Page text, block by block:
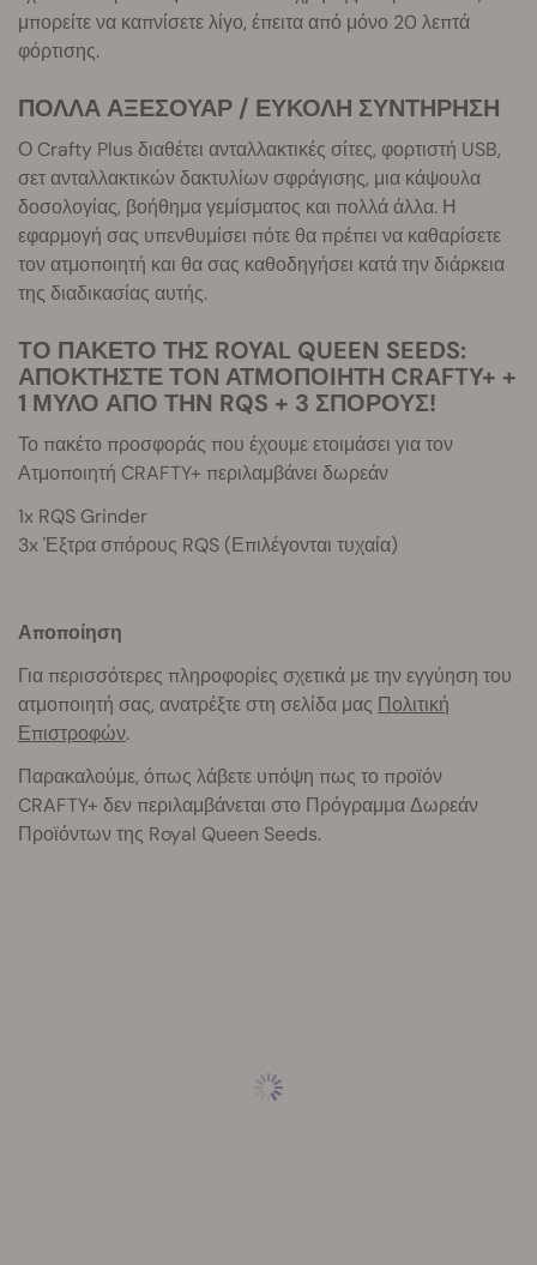
μπορείτε να καπνίσετε λίγο, έπειτα από μόνο 20 λεπτά
φόρτισης.
ΠΟΛΛΑ ΑΞΕΣΟΥΑΡ / ΕΥΚΟΛΗ ΣΥΝΤΗΡΗΣΗ
Ο Crafty Plus διαθέτει ανταλλακτικές σίτες, φορτιστή USB,
σετ ανταλλακτικών δακτυλίων σφράγισης, μια κάψουλα
δοσολογίας, βοήθημα γεμίσματος και πολλά άλλα. Η
εφαρμογή σας υπενθυμίσει πότε θα πρέπει να καθαρίσετε
τον ατμοποιητή και θα σας καθοδηγήσει κατά την διάρκεια
της διαδικασίας αυτής.
TΟ ΠΑΚΕΤΟ ΤΗΣ ROYAL QUEEN SEEDS:
ΑΠΟΚΤΗΣΤΕ ΤΟΝ ΑΤΜΟΠΟΙΗΤΗ CRAFTY+ +
1 ΜΥΛΟ ΑΠΟ ΤΗN RQS + 3 ΣΠΟΡΟΥΣ!
Το πακέτο προσφοράς που έχουμε ετοιμάσει για τον
Ατμοποιητή CRAFTY+ περιλαμβάνει δωρεάν
1x RQS Grinder
3x Έξτρα σπόρους RQS (Επιλέγονται τυχαία)
Αποποίηση
Για περισσότερες πληροφορίες σχετικά με την εγγύηση του
ατμοποιητή σας, ανατρέξτε στη σελίδα μας Πολιτική
Επιστροφών.
Παρακαλούμε, όπως λάβετε υπόψη πως το προϊόν
CRAFTY+ δεν περιλαμβάνεται στο Πρόγραμμα Δωρεάν
Προϊόντων της Royal Queen Seeds.